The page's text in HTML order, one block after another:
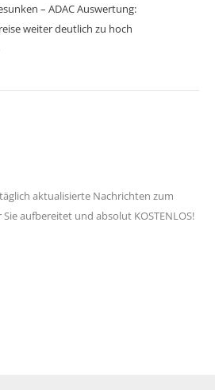
– ADAC Auswertung:
weiter deutlich zu hoch
aktualisierte Nachrichten zum
aufbereitet und absolut KOSTENLOS!